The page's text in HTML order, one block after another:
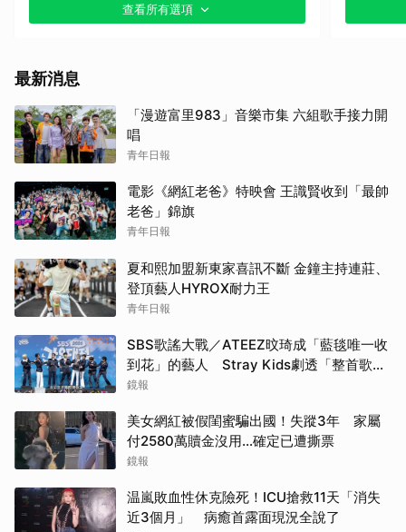
查看所有選項
最新消息
「漫遊富里983」音樂市集 六組歌手接力開
唱
青年日報
電影《網紅老爸》特映會 王識賢收到「最帥
老爸」錦旗
青年日報
夏和熙加盟新東家喜訊不斷 金鐘主持連莊、
登頂藝人HYROX耐力王
青年日報
SBS歌謠大戰／ATEEZ旼琦成「藍毯唯一收
到花」的藝人 Stray Kids劇透「整首歌名
講出來」嚇到主持人
鏡報
美女網紅被假閨蜜騙出國！失蹤3年 家屬
付2580萬贖金沒用…確定已遭撕票
鏡報
温嵐敗血性休克險死！ICU搶救11天「消失
近3個月」 病癒首露面現況全說了